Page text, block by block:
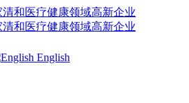
English